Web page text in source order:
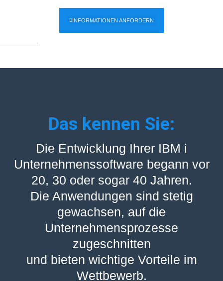
INFORMATIONEN ANFORDERN
Das kennen Sie:
Die Entwicklung Ihrer IBM i
Unternehmenssoftware begann vor
20, 30 oder sogar 40 Jahren.
Die Anwendungen sind stetig
gewachsen, auf die
Unternehmensprozesse
zugeschnitten
und bieten wichtige Vorteile im
Wettbewerb.